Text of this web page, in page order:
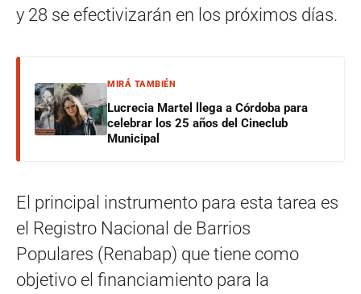
y 28 se efectivizarán en los próximos días.
MIRÁ TAMBIÉN
Lucrecia Martel llega a Córdoba para
celebrar los 25 años del Cineclub
Municipal
El principal instrumento para esta tarea es
el Registro Nacional de Barrios
Populares (Renabap) que tiene como
objetivo el financiamiento para la